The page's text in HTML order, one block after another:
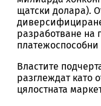
щатски долара).
разработване на
платежоспособни
Властите
разглеждат като
цялостната